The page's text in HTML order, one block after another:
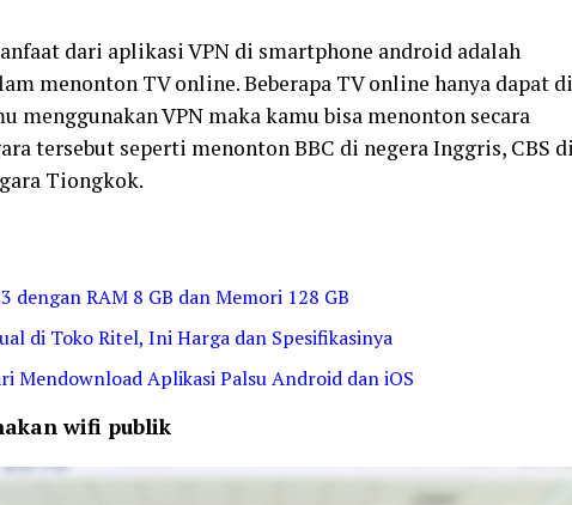
dari aplikasi VPN di smartphone android adalah
menonton TV online. Beberapa TV online hanya dapat
menggunakan VPN maka kamu bisa menonton secara
tersebut seperti menonton BBC di negera Inggris, CBS di
Tiongkok.
dengan RAM 8 GB dan Memori 128 GB
di Toko Ritel, Ini Harga dan Spesifikasinya
Mendownload Aplikasi Palsu Android dan iOS
wifi publik